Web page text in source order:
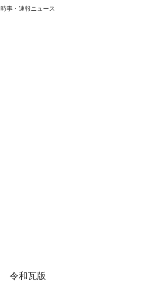
時事・速報ニュース
令和瓦版